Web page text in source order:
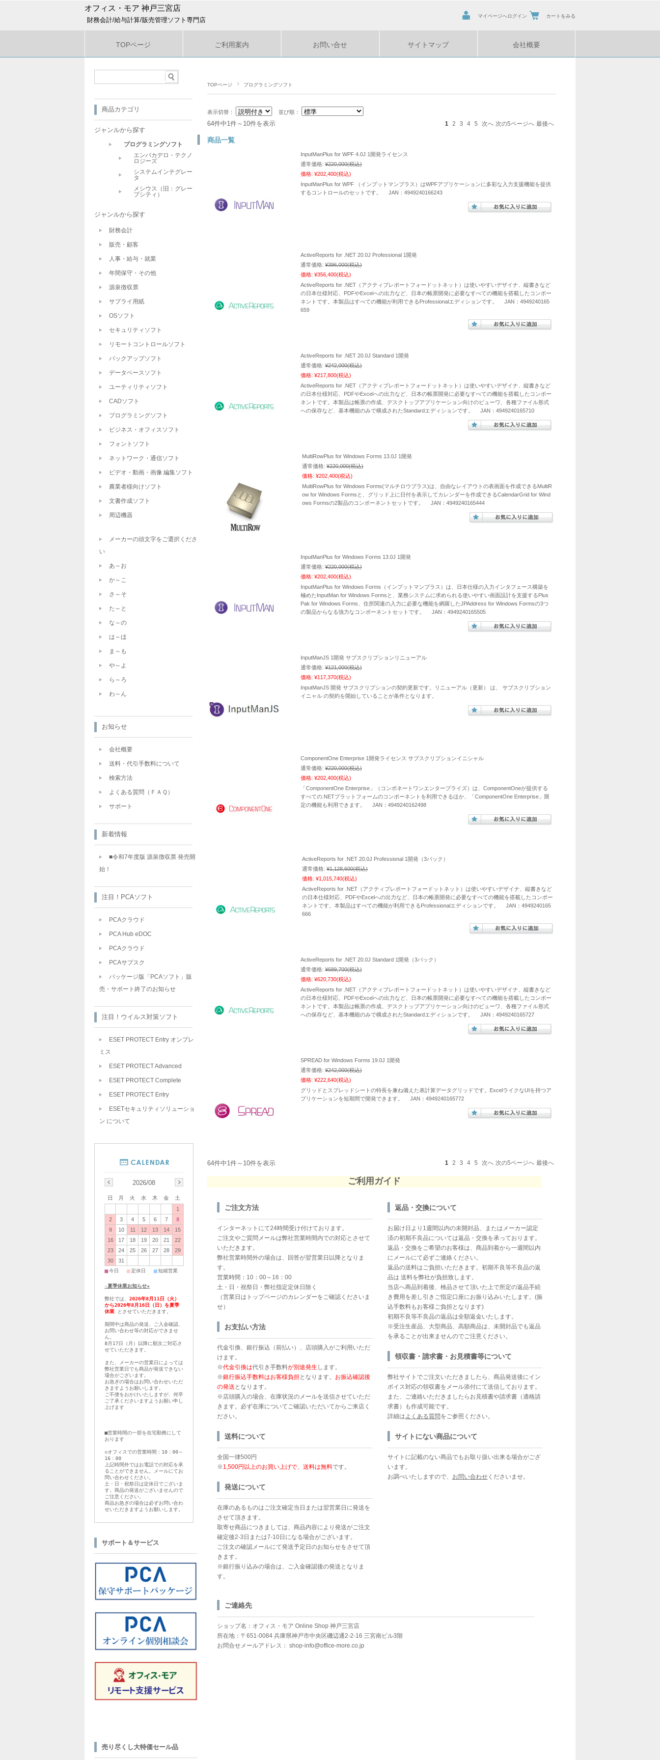
オフィス・モア 神戸三宮店
財務会計/給与計算/販売管理ソフト専門店
マイページへログイン カートをみる
TOPページ ご利用案内 お問い合せ サイトマップ 会社概要
TOPページ プログラミングソフト
表示切替： 並び順：
64件中1件～10件を表示 1 2 3 4 5 次へ 次の5ページへ 最後へ
商品一覧
InputManPlus for WPF 4.0J 1開発ライセンス
通常価格: ¥220,000(税込)
価格: ¥202,400(税込)
InputManPlus for WPF （インプットマンプラス）はWPFアプリケーションに多彩な入力支援機能を提供
するコントロールのセットです。 JAN：4949240166243
ActiveReports for .NET 20.0J Professional 1開発
通常価格: ¥396,000(税込)
価格: ¥356,400(税込)
ActiveReports for .NET（アクティブレポートフォードットネット）は使いやすいデザイナ、縦書きなど
の日本仕様対応、PDFやExcelへの出力など、日本の帳票開発に必要なすべての機能を搭載したコンポー
ネントです。本製品はすべての機能が利用できるProfessionalエディションです。 JAN：4949240165
659
ActiveReports for .NET 20.0J Standard 1開発
通常価格: ¥242,000(税込)
価格: ¥217,800(税込)
ActiveReports for .NET（アクティブレポートフォードットネット）は使いやすいデザイナ、縦書きなど
の日本仕様対応、PDFやExcelへの出力など、日本の帳票開発に必要なすべての機能を搭載したコンポー
ネントです。本製品は帳票の作成、デスクトップアプリケーション向けのビューワ、各種ファイル形式
への保存など、基本機能のみで構成されたStandardエディションです。 JAN：4949240165710
MultiRowPlus for Windows Forms 13.0J 1開発
通常価格: ¥220,000(税込)
価格: ¥202,400(税込)
MultiRowPlus for Windows Forms(マルチロウプラス)は、自由なレイアウトの表画面を作成できるMultiR
ow for Windows Formsと、グリッド上に日付を表示してカレンダーを作成できるCalendarGrid for Wind
ows Formsの2製品のコンポーネントセットです。 JAN：4949240165444
InputManPlus for Windows Forms 13.0J 1開発
通常価格: ¥220,000(税込)
価格: ¥202,400(税込)
InputManPlus for Windows Forms（インプットマンプラス）は、日本仕様の入力インタフェース構築を
極めたInputMan for Windows Formsと、業務システムに求められる使いやすい画面設計を支援するPlus
Pak for Windows Forms、住所関連の入力に必要な機能を網羅したJPAddress for Windows Formsの3つ
の製品からなる強力なコンポーネントセットです。 JAN：4949240165505
InputManJS 1開発 サブスクリプションリニューアル
通常価格: ¥121,000(税込)
価格: ¥117,370(税込)
InputManJS 開発 サブスクリプションの契約更新です。リニューアル（更新） は、 サブスクリプション
イニャル の契約を開始していることが条件となります。
ComponentOne Enterprise 1開発ライセンス サブスクリプションイニシャル
通常価格: ¥220,000(税込)
価格: ¥202,400(税込)
「ComponentOne Enterprise」（コンポネートワンエンタープライズ）は、ComponentOneが提供する
すべての.NETプラットフォームのコンポーネントを利用できるほか、「ComponentOne Enterprise」限
定の機能も利用できます。 JAN：4949240162498
ActiveReports for .NET 20.0J Professional 1開発（3パック）
通常価格: ¥1,128,600(税込)
価格: ¥1,015,740(税込)
ActiveReports for .NET（アクティブレポートフォードットネット）は使いやすいデザイナ、縦書きなど
の日本仕様対応、PDFやExcelへの出力など、日本の帳票開発に必要なすべての機能を搭載したコンポー
ネントです。本製品はすべての機能が利用できるProfessionalエディションです。 JAN：4949240165
666
ActiveReports for .NET 20.0J Standard 1開発（3パック）
通常価格: ¥689,700(税込)
価格: ¥620,730(税込)
ActiveReports for .NET（アクティブレポートフォードットネット）は使いやすいデザイナ、縦書きなど
の日本仕様対応、PDFやExcelへの出力など、日本の帳票開発に必要なすべての機能を搭載したコンポー
ネントです。本製品は帳票の作成、デスクトップアプリケーション向けのビューワ、各種ファイル形式
への保存など、基本機能のみで構成されたStandardエディションです。 JAN：4949240165727
SPREAD for Windows Forms 19.0J 1開発
通常価格: ¥242,000(税込)
価格: ¥222,640(税込)
グリッドとスプレッドシートの特長を兼ね備えた表計算データグリッドです。ExcelライクなUIを持つア
プリケーションを短期間で開発できます。 JAN：4949240165772
64件中1件～10件を表示 1 2 3 4 5 次へ 次の5ページへ 最後へ
ご利用ガイド
ご注文方法
インターネットにて24時間受け付けております。
ご注文やご質問メールは弊社営業時間内での対応とさせて
いただきます。
弊社営業時間外の場合は、回答が翌営業日以降となりま
す。
営業時間：10：00～16：00
土・日・祝祭日・弊社指定定休日除く
（営業日はトップページのカレンダーをご確認くださいま
せ）
お支払い方法
代金引換、銀行振込（前払い）、店頭購入がご利用いただ
けます。
※代金引換は代引き手数料が別途発生 します。
※銀行振込手数料はお客様負担 となります。 お振込確認後
の発送 となります。
※店頭購入の場合、在庫状況のメールを送信させていただ
きます。必ず在庫についてご確認いただいてからご来店く
ださい。
送料について
全国一律500円
※1,500円以上のお買い上げで、送料は無料です。
発送について
在庫のあるものはご注文確定当日または翌営業日に発送を
させて頂きます。
取寄せ商品につきましては、商品内容により発送がご注文
確定後2-3日または7-10日になる場合がございます。
ご注文の確認メールにて発送予定日のお知らせをさせて頂
きます。
※銀行振り込みの場合は、ご入金確認後の発送となりま
す。
返品・交換について
お届け日より1週間以内の未開封品、またはメーカー認定
済の初期不良品については返品・交換を承っております。
返品・交換をご希望のお客様は、商品到着から一週間以内
にメールにて必ずご連絡ください。
返品の送料はご負担いただきます。初期不良等不良品の返
品は 送料を弊社が負担致します。
当店へ商品到着後、検品させて頂いた上で所定の返品手続
き費用を差し引きご指定口座にお振り込みいたします。(振
込手数料もお客様ご負担となります)
初期不良等不良品の返品は全額返金いたします。
※受注生産品、大型商品、高額商品は、未開封品でも返品
を承ることが出来ませんのでご注意ください。
領収書・請求書・お見積書等について
弊社サイトでご注文いただきましたら、商品発送後にイン
ボイス対応の領収書をメール添付にて送信しております。
また、ご連絡いただきましたらお見積書や請求書（適格請
求書）も作成可能です。
詳細はよくある質問をご参照ください。
サイトにない商品について
サイトに記載のない商品でもお取り扱い出来る場合がござ
います。
お調べいたしますので、 お問い合わせくださいませ。
ご連絡先
ショップ名：オフィス・モア Online Shop 神戸三宮店
所在地：〒651-0084 兵庫県神戸市中央区磯辺通2-2-16 三宮南ビル3階
お問合せメールアドレス： shop-info@office-more.co.jp
商品カテゴリ
ジャンルから探す
プログラミングソフト
エンバカデロ・テクノ
ロジーズ
システムインテグレー
タ
メシウス（旧：グレー
プシティ）
ジャンルから探す
財務会計
販売・顧客
人事・給与・就業
年間保守・その他
源泉徴収票
サプライ用紙
OSソフト
セキュリティソフト
リモートコントロールソフト
バックアップソフト
データベースソフト
ユーティリティソフト
CADソフト
プログラミングソフト
ビジネス・オフィスソフト
フォントソフト
ネットワーク・通信ソフト
ビデオ・動画・画像 編集ソフト
農業者様向けソフト
文書作成ソフト
周辺機器
メーカーの頭文字をご選択くださ
い
あ～お
か～こ
さ～そ
た～と
な～の
は～ほ
ま～も
や～よ
ら～ろ
わ～ん
お知らせ
会社概要
送料・代引手数料について
検索方法
よくある質問（ＦＡＱ）
サポート
新着情報
■令和7年度版 源泉徴収票 発売開
始！
注目！PCAソフト
PCAクラウド
PCA Hub eDOC
PCAクラウド
PCAサブスク
パッケージ版「PCAソフト」販
売・サポート終了のお知らせ
注目！ウイルス対策ソフト
ESET PROTECT Entry オンプレ
ミス
ESET PROTECT Advanced
ESET PROTECT Complete
ESET PROTECT Entry
ESETセキュリティソリューショ
ン について
2026/08
日 月 火 水 木 金
土
1
2
3 4 5 6 7
8
9
10 11 12 13 14
15
16
17 18 19 20 21
22
23
24 25 26 27 28
29
30
31
■今日 ■定休日 ■短縮営業
☆夏季休業お知らせ★
弊社では、 2026年8月11日（火）
から2026年8月16日（日）を夏季
休業 とさせていただきます。
期間中は商品の発送、ご入金確認、
お問い合わせ等の対応ができませ
ん。
8月17日（月）以降に順次ご対応さ
せていただきます。
また、メーカーの営業日によっては
弊社営業日でも商品が発送できない
場合がございます。
お急ぎの場合はお問い合わせいただ
きますようお願いします。
ご不便をおかけいたしますが、何卒
ご了承くださいますようお願い申し
上げます
■営業時間の一部を在宅勤務にして
おります
◇オフィスでの営業時間：10：00～
16：00
上記時間外ではお電話での対応を承
ることができません。メールにてお
問い合わせください。
土・日・祝祭日は定休日でございま
す。商品の発送がございませんので
ご注意ください。
商品お急ぎの場合は必ずお問い合わ
せいただきますようお願いします。
サポート＆サービス
売り尽くし大特価セール品